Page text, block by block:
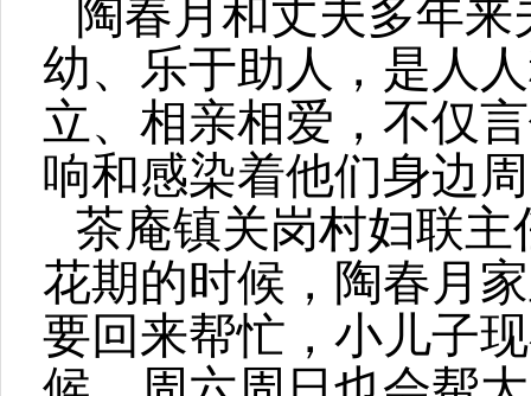
陶春月和丈夫多年
幼、乐于助人，是人
立、相亲相爱，不仅
响和感染着他们身边
茶庵镇关岗村妇联
花期的时候，陶春月
要回来帮忙，小儿子